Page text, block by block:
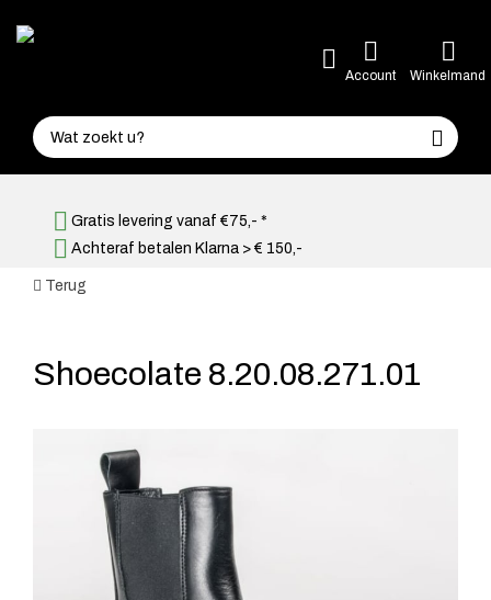
Account Winkelmand
Gratis levering vanaf €75,- *
Achteraf betalen Klarna > € 150,-
Terug
Shoecolate 8.20.08.271.01